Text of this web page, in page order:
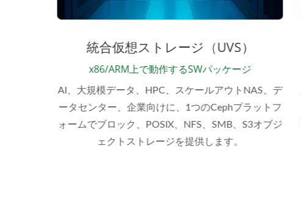
統合仮想ストレージ（UVS）
x86/ARM上で動作するSWパッケージ
AI、大規模データ、HPC、スケールアウトNAS、デ
ータセンター、企業向けに、1つのCephプラットフ
ォームでブロック、POSIX、NFS、SMB、S3オブジ
ェクトストレージを提供します。